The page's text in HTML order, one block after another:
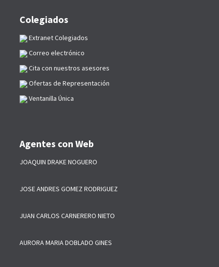
Colegiados
Extranet Colegiados
Correo electrónico
Cita con nuestros asesores
Ofertas de Representación
Ventanilla Única
Agentes con Web
JOAQUIN DRAKE NOGUERO
JOSE ANDRES GOMEZ RODRIGUEZ
JUAN CARLOS CARNERERO NIETO
AURORA MARIA DOBLADO GINES